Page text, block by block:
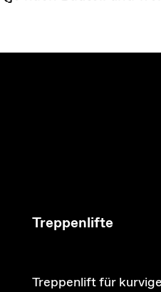
Treppenlifte
Treppenlift für